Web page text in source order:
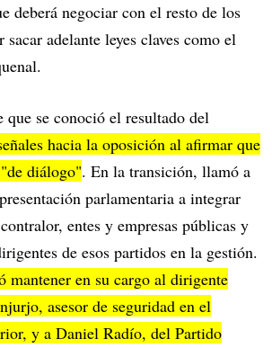
deberá negociar con el resto de los
sacar adelante leyes claves como el
que se conoció el resultado del
hacia la oposición al afirmar que
diálogo". En la transición, llamó a
parlamentaria a integrar
entes y empresas públicas y
de esos partidos en la gestión.
mantener en su cargo al dirigente
asesor de seguridad en el
y a Daniel Radío, del Partido